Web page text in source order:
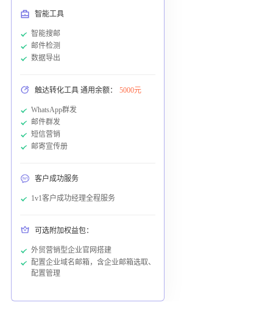
智能工具
智能搜邮
邮件检测
数据导出
触达转化工具 通用余额： 5000元
WhatsApp群发
邮件群发
短信营销
邮寄宣传册
客户成功服务
1v1客户成功经理全程服务
可选附加权益包：
外贸营销型企业官网搭建
配置企业域名邮箱，含企业邮箱选取、
配置管理